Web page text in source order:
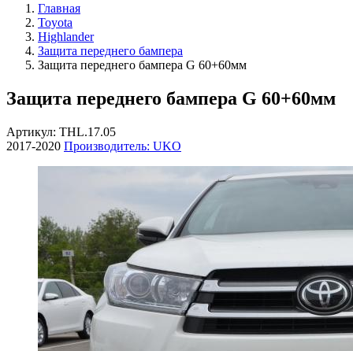
Главная
Toyota
Highlander
Защита переднего бампера
Защита переднего бампера G 60+60мм
Защита переднего бампера G 60+60мм
Артикул: THL.17.05
2017-2020 Производитель: UKO